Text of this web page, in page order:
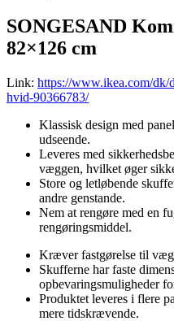
SONGESAND
82×126 cm
Link: https://www.ikea.com/dk/
hvid-90366783/
Klassisk design med
udseende.
Leveres med
væggen, hvilket øger
Store og letløbende
andre genstande.
Nem at rengøre med en
rengøringsmiddel.
Kræver fastgørelse til
Skufferne har faste
opbevaringsmuligheder
Produktet leveres i flere
mere tidskrævende.